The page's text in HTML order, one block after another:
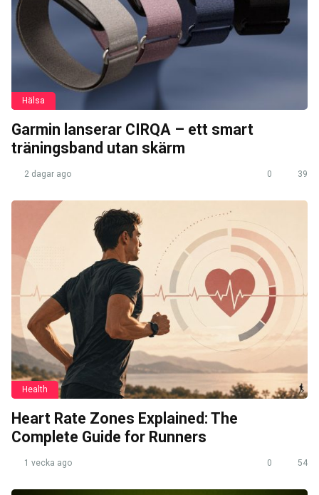
Hälsa
Garmin lanserar CIRQA – ett smart
träningsband utan skärm
2 dagar ago 0 39
Health
Heart Rate Zones Explained: The
Complete Guide for Runners
1 vecka ago 0 54